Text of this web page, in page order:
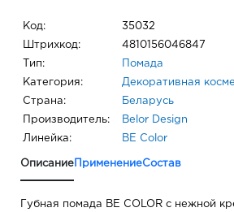
Код: 35032
Штрихкод: 4810156046847
Тип: Помада
Категория: Декоративная
Страна: Беларусь
Производитель: Belor Design
Линейка: BE Color
Описание ПрименениеСостав
Губная помада BE COLOR с нежной